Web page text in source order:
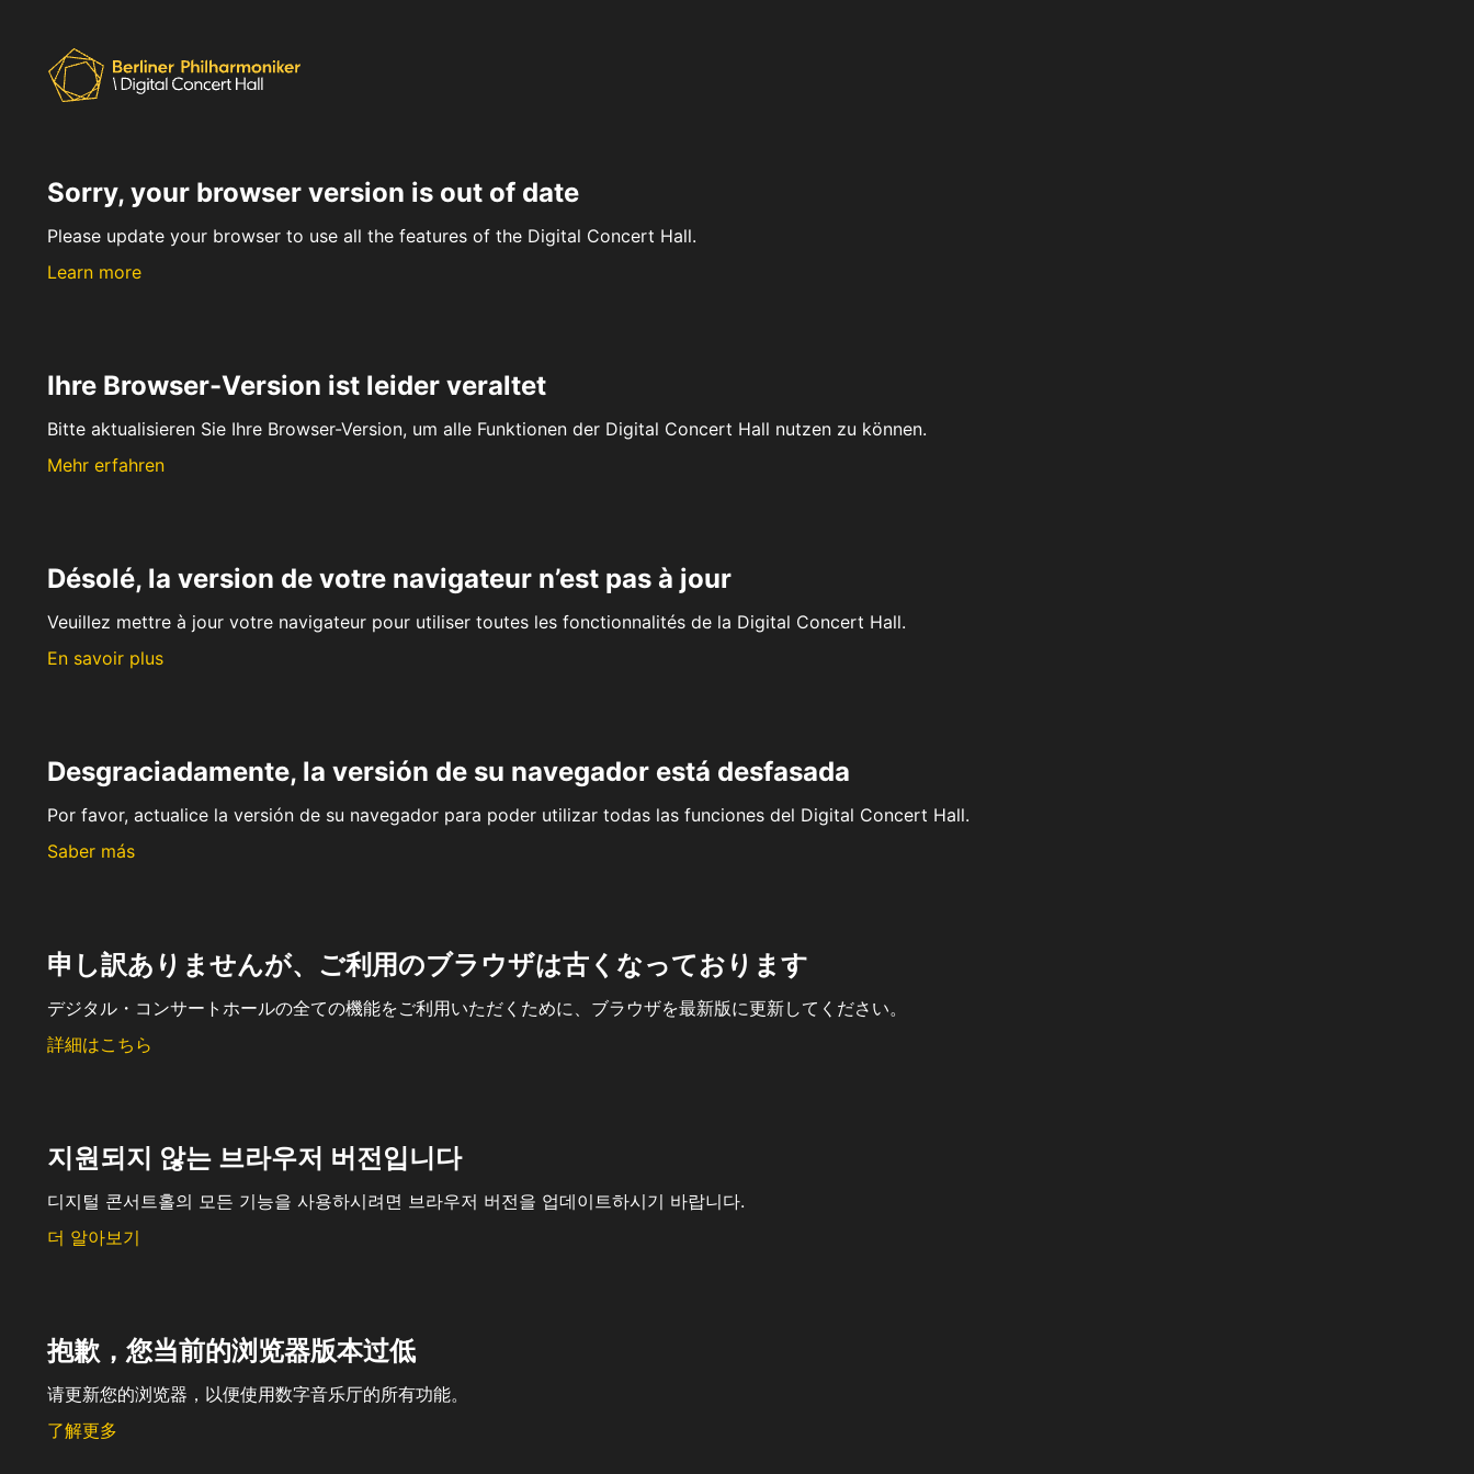
Sorry, your browser version is out of date
Please update your browser to use all the features of the Digital Concert Hall.
Learn more
Ihre Browser-Version ist leider veraltet
Bitte aktualisieren Sie Ihre Browser-Version, um alle Funktionen der Digital Concert Hall nutzen zu können.
Mehr erfahren
Désolé, la version de votre navigateur n’est pas à jour
Veuillez mettre à jour votre navigateur pour utiliser toutes les fonctionnalités de la Digital Concert Hall.
En savoir plus
Desgraciadamente, la versión de su navegador está desfasada
Por favor, actualice la versión de su navegador para poder utilizar todas las funciones del Digital Concert Hall.
Saber más
申し訳ありませんが、ご利用のブラウザは古くなっております
デジタル・コンサートホールの全ての機能をご利用いただくために、ブラウザを最新版に更新してください。
詳細はこちら
지원되지 않는 브라우저 버전입니다
디지털 콘서트홀의 모든 기능을 사용하시려면 브라우저 버전을 업데이트하시기 바랍니다.
더 알아보기
抱歉，您当前的浏览器版本过低
请更新您的浏览器，以便使用数字音乐厅的所有功能。
了解更多